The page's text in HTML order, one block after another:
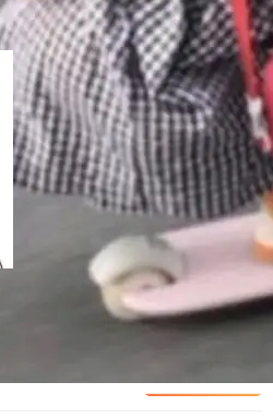
据安全要求较...
分利用，以及持
深信服AI算力网关
治理和成本治
力都看得清、管
！ 一、从现在开
Sanjay Ghema
Dean 二十多
Bigtable 的共同
脑核心成员，Se
）以及 Oriol Vin
搜索增强
智能体，这一轮
三件事一次补
是杭州无
智能体——一位全
需求、规划步
平台，curl 一行
GitCode · GitHu
、macOS / Linu
# macOS / Linu
solon.noea
AI Coding
）
与价值 在软件工
识资产的主要载
十万乃至数百万
用可承载的上下
张与代码历史的
、接口契约、业
十乃至数百个文
联网络。传统的
目录遍历）仅能
触及代码的语义
用代码智能体在
算法工程
起案件：北京一
给自己接的私活腾
部门的全部核心
区某科技公司AI
在公司内部架构
数据从A集群迁
"。 他没有迁移
：KV ca
提升 4
型系列之一，但
存了。月之暗面
是长上下文、M